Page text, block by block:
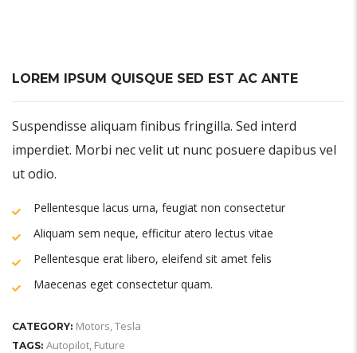
LOREM IPSUM QUISQUE SED EST AC ANTE
Suspendisse aliquam finibus fringilla. Sed interd
imperdiet. Morbi nec velit ut nunc posuere dapibus vel
ut odio.
Pellentesque lacus urna, feugiat non consectetur
Aliquam sem neque, efficitur atero lectus vitae
Pellentesque erat libero, eleifend sit amet felis
Maecenas eget consectetur quam.
CATEGORY: Motors,Tesla
TAGS: Autopilot, Future